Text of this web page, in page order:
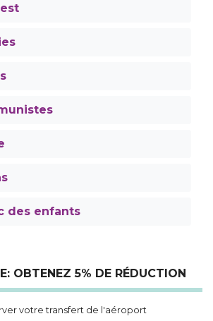
des enfants
OBTENEZ 5% DE RÉDUCTION
votre transfert de l'aéroport